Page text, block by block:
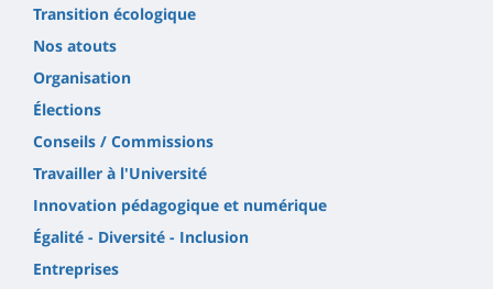
Transition écologique
Nos atouts
Organisation
Élections
Conseils / Commissions
Travailler à l'Université
Innovation pédagogique et numérique
Égalité - Diversité - Inclusion
Entreprises